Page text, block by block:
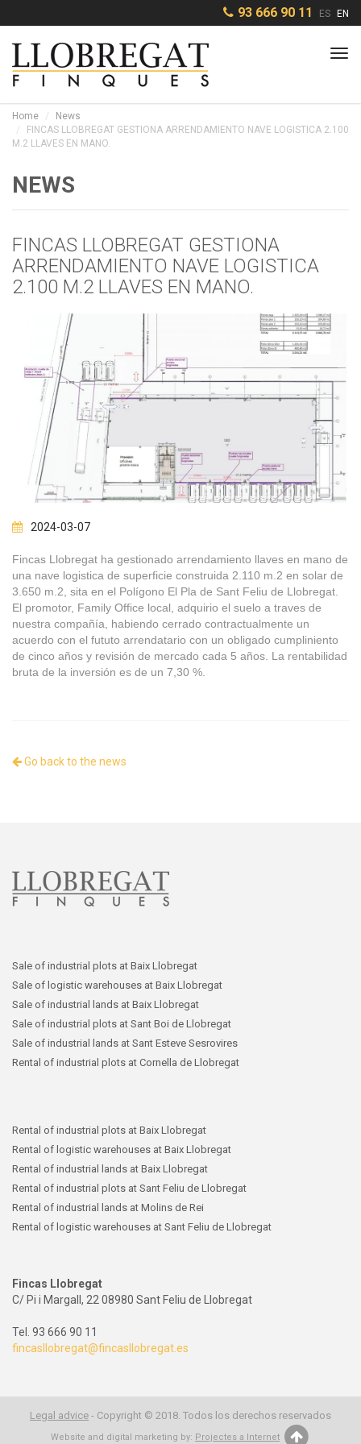
93 666 90 11 ES EN
Home
News
FINCAS LLOBREGAT GESTIONA ARRENDAMIENTO NAVE LOGISTICA 2.100
M.2 LLAVES EN MANO.
NEWS
FINCAS LLOBREGAT GESTIONA
ARRENDAMIENTO NAVE LOGISTICA
2.100 M.2 LLAVES EN MANO.
2024-03-07
Fincas Llobregat ha gestionado arrendamiento llaves en mano de
una nave logistica de superficie construida 2.110 m.2 en solar de
3.650 m.2, sita en el Polígono El Pla de Sant Feliu de Llobregat.
El promotor, Family Office local, adquirio el suelo a traves de
nuestra compañía, habiendo cerrado contractualmente un
acuerdo con el fututo arrendatario con un obligado cumpliniento
de cinco años y revisión de mercado cada 5 años. La rentabilidad
bruta de la inversión es de un 7,30 %.
Go back to the news
Sale of industrial plots at Baix Llobregat
Sale of logistic warehouses at Baix Llobregat
Sale of industrial lands at Baix Llobregat
Sale of industrial plots at Sant Boi de Llobregat
Sale of industrial lands at Sant Esteve Sesrovires
Rental of industrial plots at Cornella de Llobregat
Rental of industrial plots at Baix Llobregat
Rental of logistic warehouses at Baix Llobregat
Rental of industrial lands at Baix Llobregat
Rental of industrial plots at Sant Feliu de Llobregat
Rental of industrial lands at Molins de Rei
Rental of logistic warehouses at Sant Feliu de Llobregat
Fincas Llobregat
C/ Pi i Margall, 22 08980 Sant Feliu de Llobregat
Tel. 93 666 90 11
fincasllobregat@fincasllobregat.es
Legal advice - Copyright © 2018. Todos los derechos reservados
Website and digital marketing by: Projectes a Internet